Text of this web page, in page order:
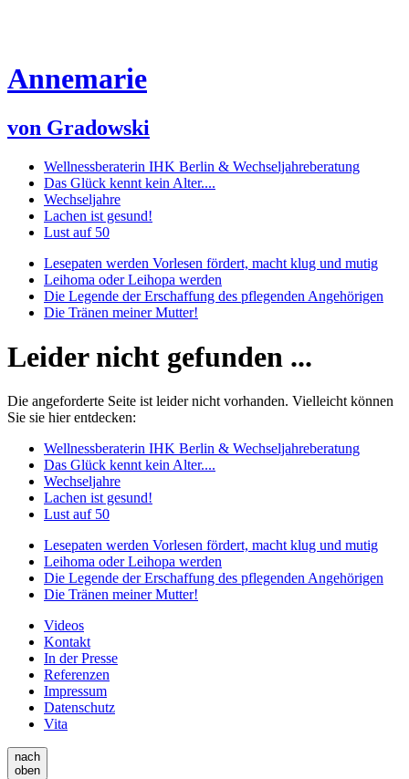
Annemarie
von Gradowski
Wellnessberaterin IHK Berlin & Wechseljahreberatung
Das Glück kennt kein Alter....
Wechseljahre
Lachen ist gesund!
Lust auf 50
Lesepaten werden Vorlesen fördert, macht klug und mutig
Leihoma oder Leihopa werden
Die Legende der Erschaffung des pflegenden Angehörigen
Die Tränen meiner Mutter!
Leider nicht gefunden ...
Die angeforderte Seite ist leider nicht vorhanden. Vielleicht können
Sie sie hier entdecken:
Wellnessberaterin IHK Berlin & Wechseljahreberatung
Das Glück kennt kein Alter....
Wechseljahre
Lachen ist gesund!
Lust auf 50
Lesepaten werden Vorlesen fördert, macht klug und mutig
Leihoma oder Leihopa werden
Die Legende der Erschaffung des pflegenden Angehörigen
Die Tränen meiner Mutter!
Videos
Kontakt
In der Presse
Referenzen
Impressum
Datenschutz
Vita
nach
oben